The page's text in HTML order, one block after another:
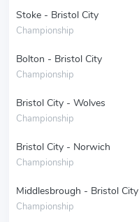
Stoke - Bristol City
Championship
Bolton - Bristol City
Championship
Bristol City - Wolves
Championship
Bristol City - Norwich
Championship
Middlesbrough - Bristol City
Championship